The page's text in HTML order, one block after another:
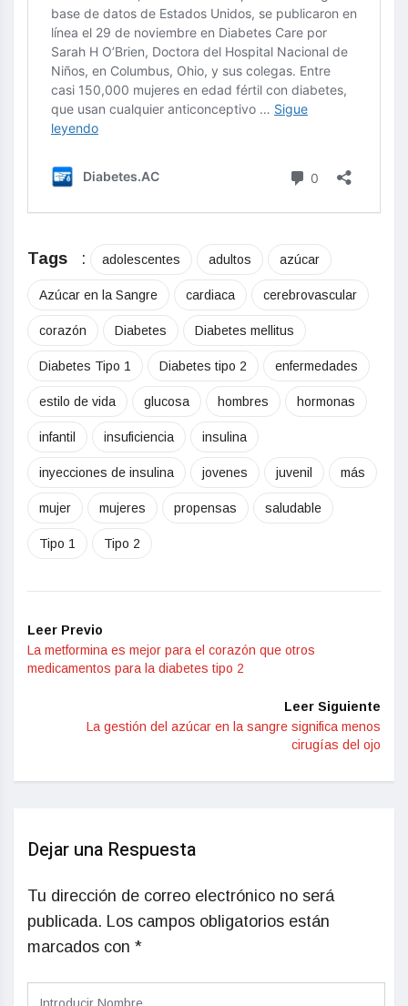
Tags : adolescentes adultos azúcar
Azúcar en la Sangre cardiaca cerebrovascular
corazón Diabetes Diabetes mellitus
Diabetes Tipo 1 Diabetes tipo 2 enfermedades
estilo de vida glucosa hombres hormonas
infantil insuficiencia insulina
inyecciones de insulina jovenes juvenil más
mujer mujeres propensas saludable
Tipo 1 Tipo 2
Leer Previo
La metformina es mejor para el corazón que otros
medicamentos para la diabetes tipo 2
Leer Siguiente
La gestión del azúcar en la sangre significa menos
cirugías del ojo
Dejar una Respuesta
Tu dirección de correo electrónico no será
publicada. Los campos obligatorios están
marcados con *